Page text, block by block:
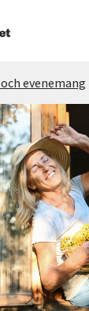
evenemang